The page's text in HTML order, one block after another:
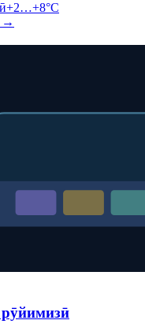
+2…+8°C
→